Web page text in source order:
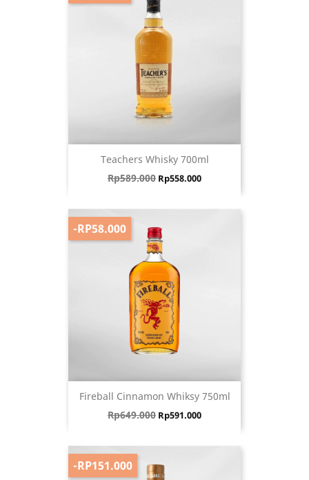
Teachers Whisky 700ml
Harga biasa
Rp589.000 Harga
Rp558.000
Fireball Cinnamon Whiksy 750ml
Harga biasa
Rp649.000 Harga
Rp591.000
-RP58.000
-RP151.000